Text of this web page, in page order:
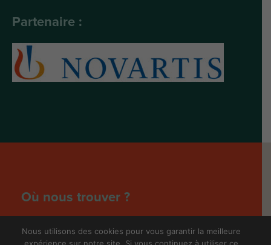
Partenaire :
Où nous trouver ?
47 centres d'hématologie
Nous utilisons des cookies pour vous garantir la meilleure